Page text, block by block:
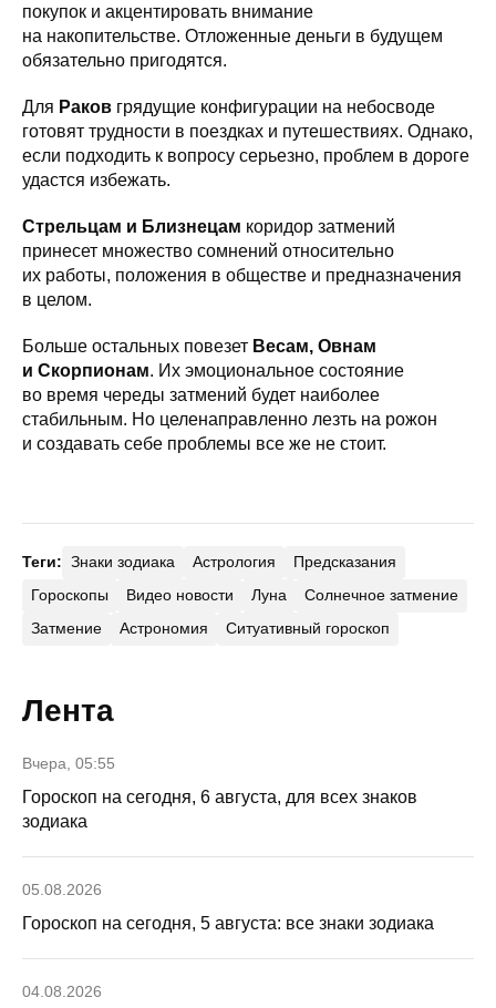
покупок и акцентировать внимание
на накопительстве. Отложенные деньги в будущем
обязательно пригодятся.
Для Раков грядущие конфигурации на небосводе
готовят трудности в поездках и путешествиях. Однако,
если подходить к вопросу серьезно, проблем в дороге
удастся избежать.
Стрельцам и Близнецам коридор затмений
принесет множество сомнений относительно
их работы, положения в обществе и предназначения
в целом.
Больше остальных повезет Весам, Овнам
и Скорпионам. Их эмоциональное состояние
во время череды затмений будет наиболее
стабильным. Но целенаправленно лезть на рожон
и создавать себе проблемы все же не стоит.
Теги: Знаки зодиака Астрология
Предсказания
Гороскопы
Видео новости Луна
Солнечное затмение
Затмение
Астрономия Ситуативный гороскоп
Лента
Вчера, 05:55
Гороскоп на сегодня, 6 августа, для всех знаков
зодиака
05.08.2026
Гороскоп на сегодня, 5 августа: все знаки зодиака
04.08.2026